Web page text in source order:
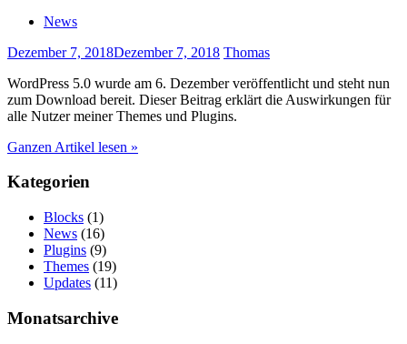
News
Dezember 7, 2018Dezember 7, 2018 Thomas
WordPress 5.0 wurde am 6. Dezember veröffentlicht und steht nun
zum Download bereit. Dieser Beitrag erklärt die Auswirkungen für
alle Nutzer meiner Themes und Plugins.
Ganzen Artikel lesen »
Kategorien
Blocks (1)
News (16)
Plugins (9)
Themes (19)
Updates (11)
Monatsarchive